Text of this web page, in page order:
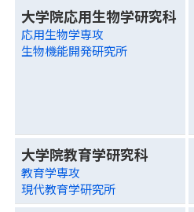
大学院応用生物学研究科
応用生物学専攻
生物機能開発研究所
大学院教育学研究科
教育学専攻
現代教育学研究所